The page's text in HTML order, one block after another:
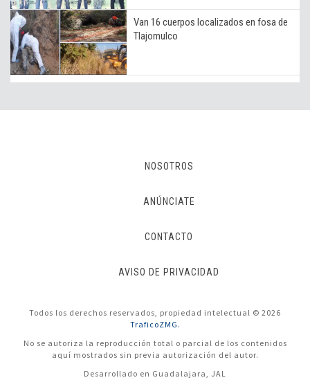
Van 16 cuerpos localizados en fosa de
Tlajomulco
NOSOTROS
ANÚNCIATE
CONTACTO
AVISO DE PRIVACIDAD
Todos los derechos reservados, propiedad intelectual © 2026
TraficoZMG.
No se autoriza la reproducción total o parcial de los contenidos
aquí mostrados sin previa autorización del autor.
Desarrollado en Guadalajara, JAL